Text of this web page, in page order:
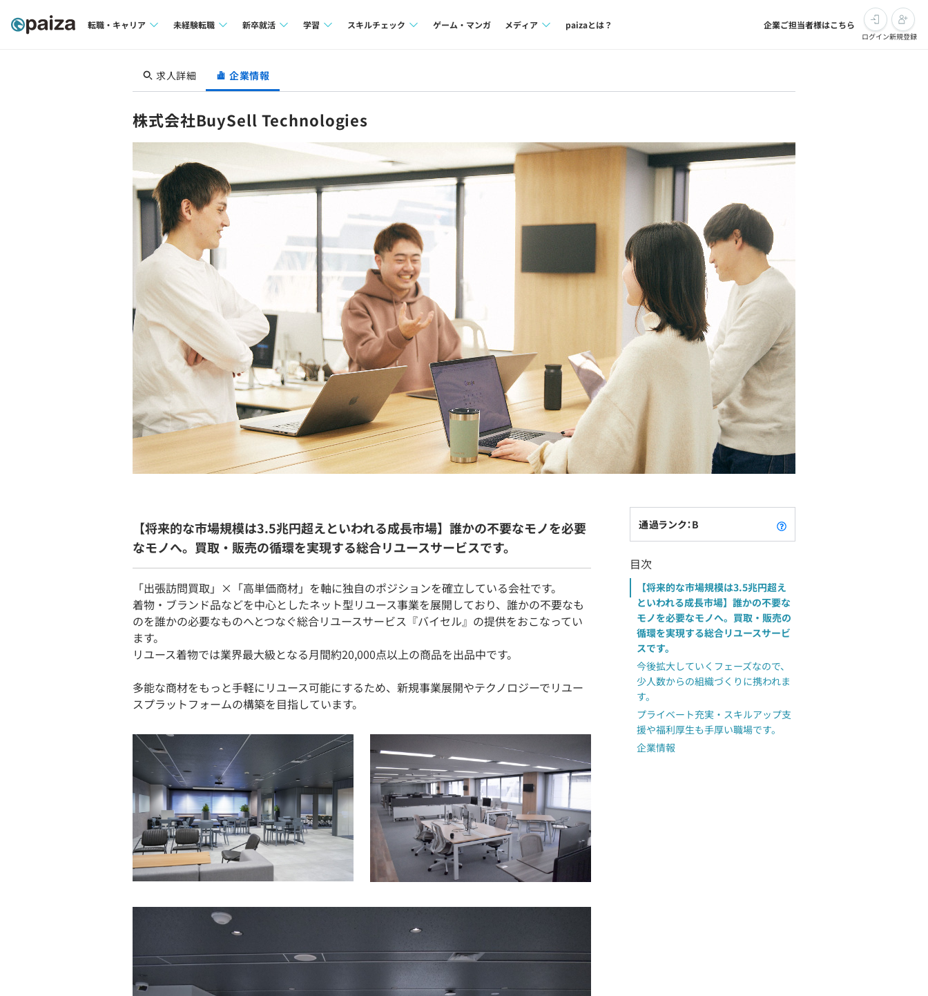
転職・キャリア
転職成功ガイド
未経験転職
求人検索
転職成功ガイド
新卒就活
本選考
新卒エージェント
イベント・セミナー
学習
4択課題
ナレッジ
リファレンス
個人向けプラン
法人向けプラン
学校向けプラン
契約内容・クーポン
スキルチェック
評価結果一覧
再チャレンジ結果一覧
ゲーム・マンガ メディア paizaとは？ 企業ご担当者様はこちら
ログイン新規登録
求人詳細 企業情報
株式会社BuySell Technologies
【将来的な市場規模は3.5兆円超えといわれる成長市場】誰かの不要なモノを必要
なモノへ。買取・販売の循環を実現する総合リユースサービスです。
「出張訪問買取」×「高単価商材」を軸に独自のポジションを確立している会社です。
着物・ブランド品などを中心としたネット型リユース事業を展開しており、誰かの不要なも
のを誰かの必要なものへとつなぐ総合リユースサービス『バイセル』の提供をおこなってい
ます。
リユース着物では業界最大級となる月間約20,000点以上の商品を出品中です。
多能な商材をもっと手軽にリユース可能にするため、新規事業展開やテクノロジーでリユー
スプラットフォームの構築を目指しています。
通過ランク：B
目次
【将来的な市場規模は3.5兆円超え
といわれる成長市場】誰かの不要な
モノを必要なモノへ。買取・販売の
循環を実現する総合リユースサービ
スです。
今後拡大していくフェーズなので、
少人数からの組織づくりに携われま
す。
プライベート充実・スキルアップ支
援や福利厚生も手厚い職場です。
企業情報